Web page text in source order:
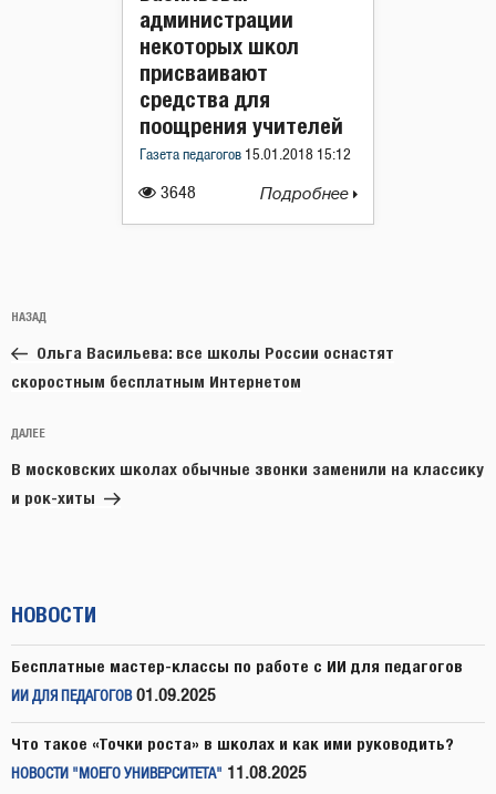
3648
администрации
некоторых школ
присваивают
средства для
поощрения учителей
Газета педагогов 15.01.2018 15:12
Подробнее
по
записям
Предыдущая
запись:
НАЗАД
Ольга Васильева: все школы России оснастят
скоростным бесплатным Интернетом
Следующая
запись
ДАЛЕЕ
В московских школах обычные звонки заменили на классику
и рок-хиты
НОВОСТИ
Бесплатные мастер-классы по работе с ИИ для педагогов
ИИ ДЛЯ ПЕДАГОГОВ 01.09.2025
Что такое «Точки роста» в школах и как ими руководить?
НОВОСТИ "МОЕГО УНИВЕРСИТЕТА" 11.08.2025